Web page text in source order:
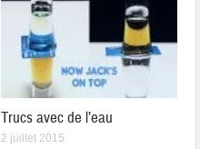
Trucs avec de l’eau
2 juillet 2015